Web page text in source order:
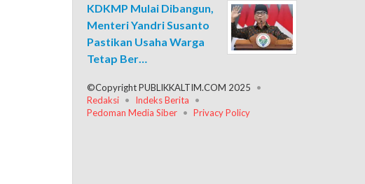
KDKMP Mulai Dibangun,
Menteri Yandri Susanto
Pastikan Usaha Warga
Tetap Ber…
©Copyright PUBLIKKALTIM.COM 2025
Redaksi
Indeks Berita
Pedoman Media Siber
Privacy Policy